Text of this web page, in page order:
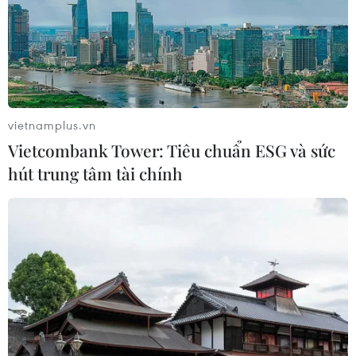
06/08/2026 00:56
Quy định chi tiết về thủ tục cấp phép
thành lập Sở giao dịch hàng hóa
Foxconn đạt doanh thu cao kỷ lục
Hãng Walt Disney ký thỏa thuận
chưa từng có tiền lệ với TikTok
05/08/2026 13:31
vietnamplus.vn
Vietcombank Tower: Tiêu chuẩn ESG và sức
hút trung tâm tài chính